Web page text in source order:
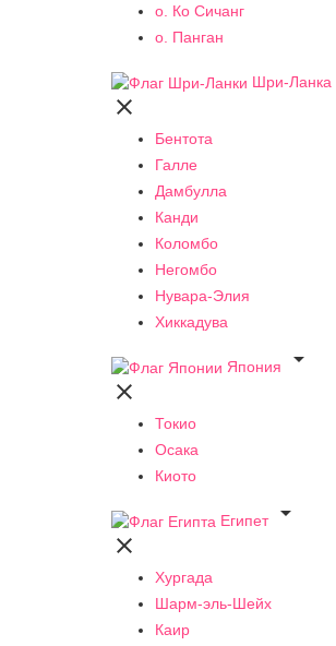
о. Ко Сичанг
о. Панган
Шри-Ланка

Бентота
Галле
Дамбулла
Канди
Коломбо
Негомбо
Нувара-Элия
Хиккадува
Япония


Токио
Осака
Киото
Египет


Хургада
Шарм-эль-Шейх
Каир